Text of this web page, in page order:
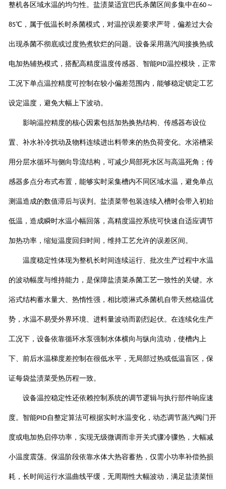
整机各区域水温的均匀性。盐渍菜适宜巴氏杀菌区间多集中在60～
85℃，属于低温长时杀菌模式，对温控误差要求严苛，偏差过大会
出现杀菌不彻底或过度热煮软烂的问题。设备采用蒸汽间接换热或
电加热辅热模式，搭配高精度温度传感器、智能PID温控模块，正常
工况下单点温控精度可控制在较小偏差范围内，能够稳定锁定工艺
设定温度，避免大幅上下波动。
影响温控精度的核心因素包括加热换热结构、传感器布设位
置、补水补冷扰动及物料连续进出料带来的热负荷变化。水浴槽采
用分层水循环与侧向导流结构，可减少局部死水区与高温死角；传
感器多点分布式布置，能够实时采集槽内不同区域水温，避免单点
测温造成的数值滞后与误判。盐渍菜带包装连续入槽时会带入初始
低温，造成瞬时水温小幅回落，高精度温控系统可快速自适应调节
加热功率，缩短温度回归时间，维持工艺允许的误差区间。
温度稳定性体现为整机长时间连续运行、批次生产过程中水温
的波动幅度与维持能力，是保障盐渍菜杀菌工艺一致性的关键。水
浴式结构蓄水量大、热惰性强，相比喷淋式杀菌机自带天然稳温优
势，水温不易受外界环境、进料量波动而剧烈起伏。在连续化生产
工况下，设备依靠循环水泵强制水体横向与纵向流动，使槽内上
下、前后水温梯度差控制在很低水平，无局部过热或低温盲区，保
证每袋盐渍菜受热历程一致。
设备温控稳定性还依赖控制系统的调节逻辑与执行部件响应速
度。智能PID自整定算法可根据实时水温变化，动态调节蒸汽阀门开
度或电加热启停功率，实现无级微调而非开关式骤冷骤热，大幅减
小温度震荡。保温阶段依靠水体大热容蓄热，仅需小功率补偿热损
耗，长时间运行水温曲线平缓，无周期性大幅波动，满足盐渍菜恒